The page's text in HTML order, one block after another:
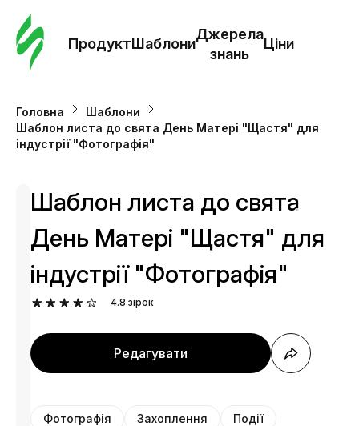
ПродуктШаблони
Джерела
знань
Ціни
Ціни
Головна
Шаблони
Шаблон листа до свята День Матері "Щастя" для
індустрії "Фотографія"
Шаблон листа до свята
День Матері "Щастя" для
індустрії "Фотографія"
4.8 зірок
Редагувати
Фотографія Захоплення
Події